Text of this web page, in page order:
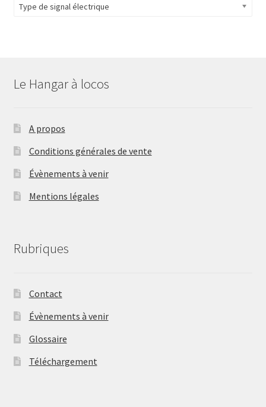
Type de signal électrique
Le Hangar à locos
A propos
Conditions générales de vente
Évènements à venir
Mentions légales
Rubriques
Contact
Évènements à venir
Glossaire
Téléchargement